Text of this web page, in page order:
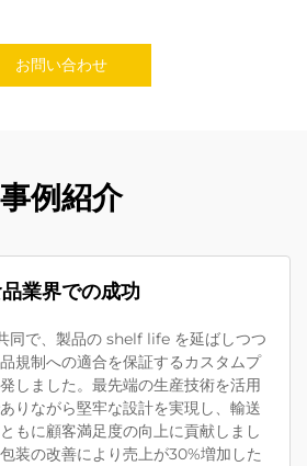
お問い合わせ
事例紹介
業界での成功
同で、製品の shelf life を延ばしつつ
規制への適合を保証するカスタムプ
しました。最先端の生産技術を活用
りながら堅牢な設計を実現し、輸送
もに顧客満足度の向上に貢献しまし
装の改善により売上が30%増加した